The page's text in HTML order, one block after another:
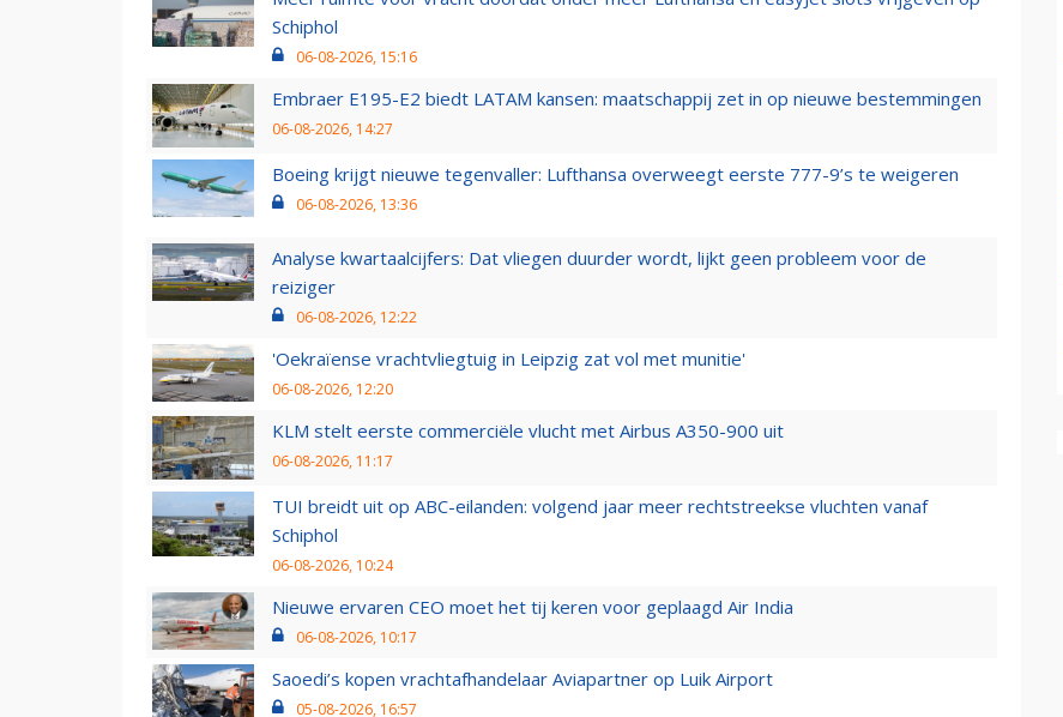
Schiphol
06-08-2026, 15:16
Embraer E195-E2 biedt LATAM kansen: maatschappij zet in op nieuwe bestemmingen
06-08-2026, 14:27
Boeing krijgt nieuwe tegenvaller: Lufthansa overweegt eerste 777-9’s te weigeren
06-08-2026, 13:36
Analyse kwartaalcijfers: Dat vliegen duurder wordt, lijkt geen probleem voor de
reiziger
06-08-2026, 12:22
'Oekraïense vrachtvliegtuig in Leipzig zat vol met munitie'
06-08-2026, 12:20
KLM stelt eerste commerciële vlucht met Airbus A350-900 uit
06-08-2026, 11:17
TUI breidt uit op ABC-eilanden: volgend jaar meer rechtstreekse vluchten vanaf
Schiphol
06-08-2026, 10:24
Nieuwe ervaren CEO moet het tij keren voor geplaagd Air India
06-08-2026, 10:17
Saoedi’s kopen vrachtafhandelaar Aviapartner op Luik Airport
05-08-2026, 16:57